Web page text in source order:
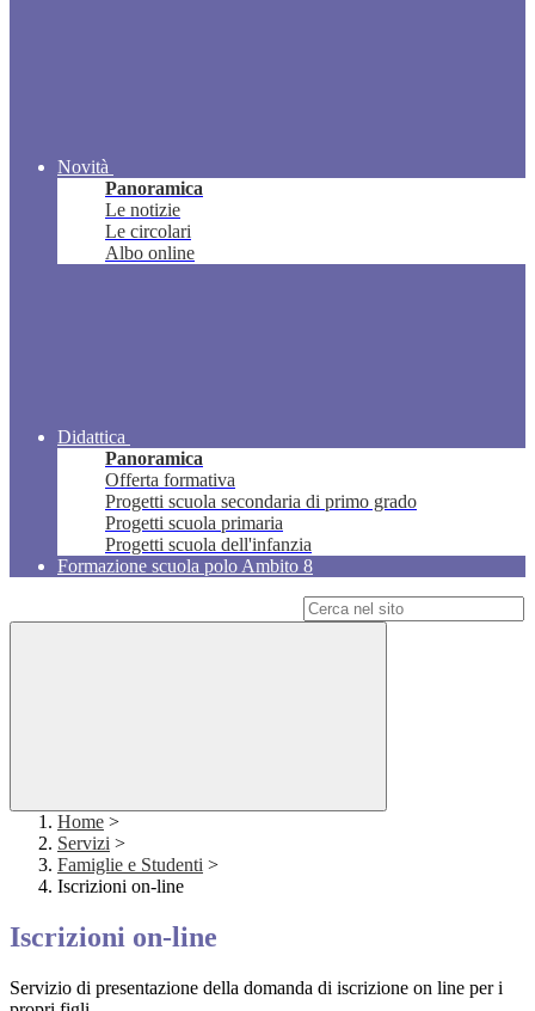
Novità
Panoramica
Le notizie
Le circolari
Albo online
Didattica
Panoramica
Offerta formativa
Progetti scuola secondaria di primo grado
Progetti scuola primaria
Progetti scuola dell'infanzia
Formazione scuola polo Ambito 8
Home >
Servizi >
Famiglie e Studenti >
Iscrizioni on-line
Iscrizioni on-line
Servizio di presentazione della domanda di iscrizione on line per i